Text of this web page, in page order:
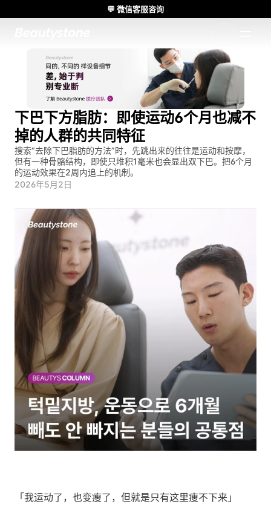
下巴下方脂肪：即使运动6个月也减不
掉的人群的共同特征
搜索“去除下巴脂肪的方法”时，先跳出来的往往是运动和按摩，
但有一种骨骼结构，即使只堆积1毫米也会显出双下巴。把6个月
的运动效果在2周内追上的机制。
2026年5月2日
「我运动了，也变瘦了，但就是只有这里瘦不下来」
💬 微信客服咨询
🌸 Beautystone诊所出席 Meditox 曼谷 Cadaver workshop 🌸